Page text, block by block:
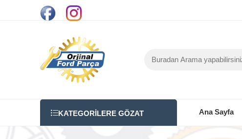
KATEGORILERE GÖZAT Ana Sayfa